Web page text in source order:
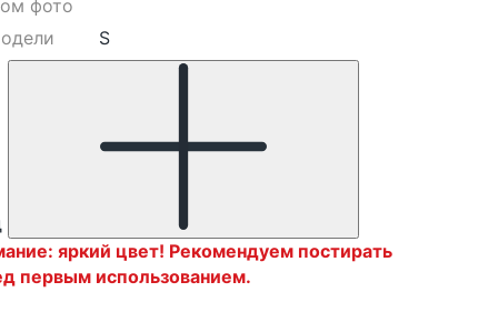
фото
S
яркий цвет! Рекомендуем постирать
первым использованием.